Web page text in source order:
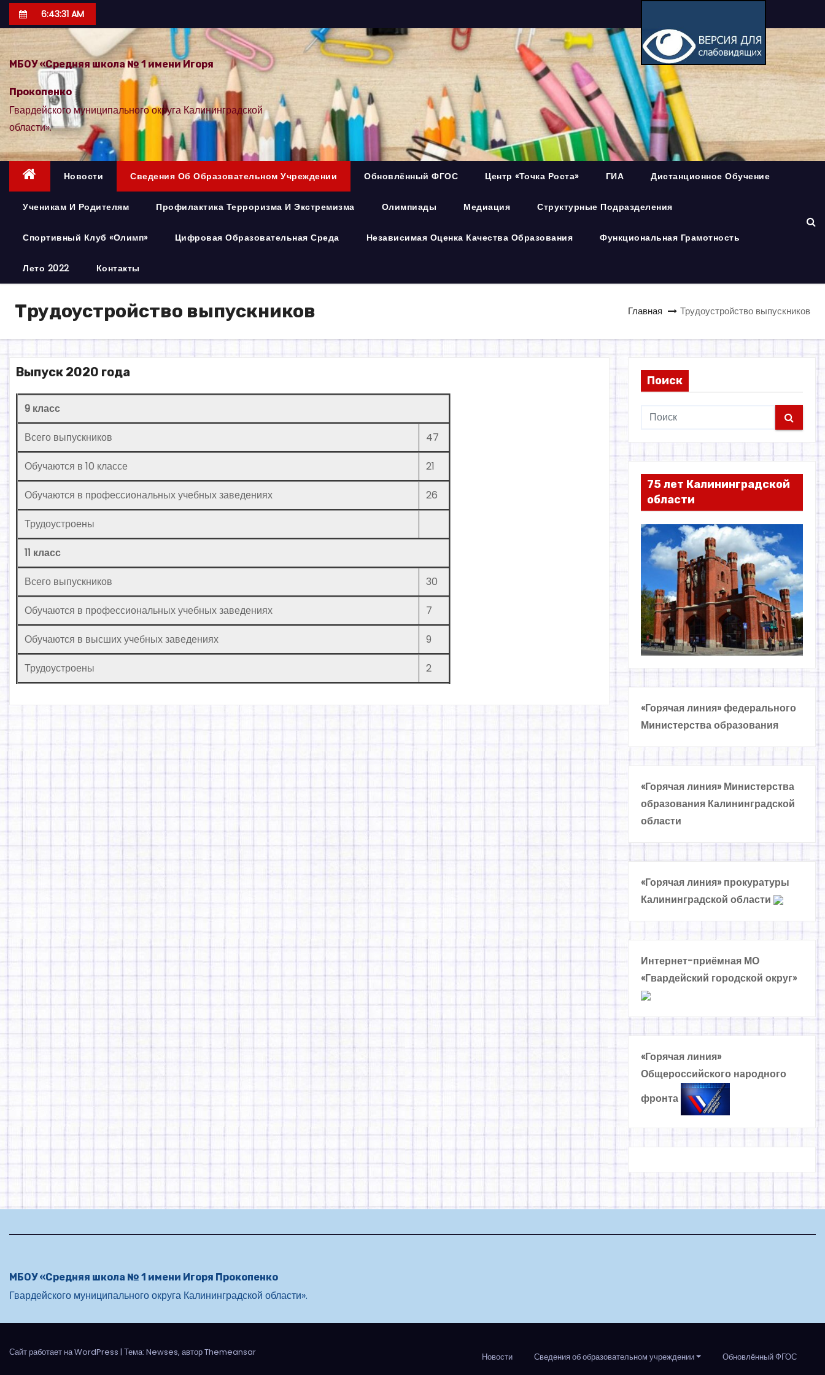
е
р
е
й
к
о
о
6:43:32 AM
МБОУ «Средняя школа № 1 имени Игоря
Прокопенко
Гвардейского муниципального округа Калининградской
области».
Новости Сведения Об Образовательном Учреждении Обновлённый ФГОС Центр «Точка Роста» ГИА Дистанционное Обучение
Ученикам И Родителям Профилактика Терроризма И Экстремизма Олимпиады Медиация Структурные Подразделения
Спортивный Клуб «Олимп» Цифровая Образовательная Среда Независимая Оценка Качества Образования Функциональная Грамотность
Лето 2022 Контакты
Трудоустройство выпускников Главная Трудоустройство выпускников
Выпуск 2020 года
9 класс
Всего выпускников 47
Обучаются в 10 классе 21
Обучаются в профессиональных учебных заведениях 26
Трудоустроены
11 класс
Всего выпускников 30
Обучаются в профессиональных учебных заведениях 7
Обучаются в высших учебных заведениях 9
Трудоустроены 2
Поиск
75 лет Калининградской
области
«Горячая линия» федерального
Министерства образования
«Горячая линия» Министерства
образования Калининградской
области
«Горячая линия» прокуратуры
Калининградской области
Интернет-приёмная МО
«Гвардейский городской округ»
«Горячая линия»
Общероссийского народного
фронта
МБОУ «Средняя школа № 1 имени Игоря Прокопенко
Гвардейского муниципального округа Калининградской области».
Сайт работает на WordPress | Тема: Newses, автор Themeansar Новости Сведения об образовательном учреждении Обновлённый ФГОС